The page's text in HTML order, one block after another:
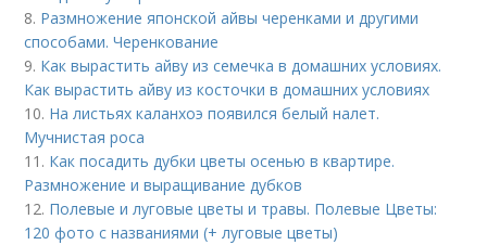
8. Размножение японской айвы черенками и другими
способами. Черенкование
9. Как вырастить айву из семечка в домашних условиях.
Как вырастить айву из косточки в домашних условиях
10. На листьях каланхоэ появился белый налет.
Мучнистая роса
11. Как посадить дубки цветы осенью в квартире.
Размножение и выращивание дубков
12. Полевые и луговые цветы и травы. Полевые Цветы:
120 фото с названиями (+ луговые цветы)